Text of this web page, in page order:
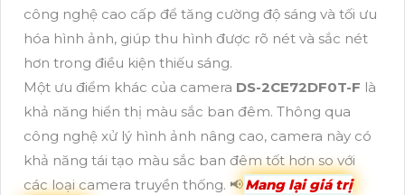
công nghệ cao cấp để tăng cường độ sáng và tối ưu
hóa hình ảnh, giúp thu hình được rõ nét và sắc nét
hơn trong điều kiện thiếu sáng.
Một ưu điểm khác của camera DS-2CE72DF0T-F là
khả năng hiển thị màu sắc ban đêm. Thông qua
công nghệ xử lý hình ảnh nâng cao, camera này có
khả năng tái tạo màu sắc ban đêm tốt hơn so với
các loại camera truyền thống. 📢Mang lại giá trị